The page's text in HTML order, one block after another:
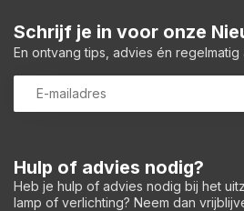
Hulp of advies nodig?
Heb je hulp of advies nodig bij het
lamp of verlichting? Neem dan
Schrijf je in voor onze
En ontvang tips, advies én